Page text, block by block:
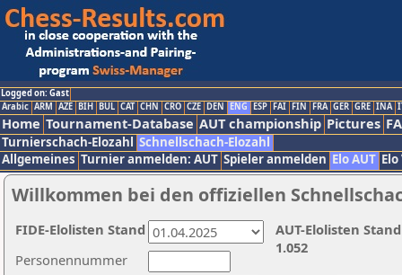
Logged on: Gast
Arabic ARM AZE BIH BUL CAT CHN CRO CZE DEN ENG ESP FAI FIN FRA GER GRE INA
Home Tournament-Database AUT championship Pictures
Turnierschach-Elozahl Schnellschach-Elozahl
Allgemeines Turnier anmelden: AUT Spieler anmelden Elo AUT
Willkommen bei den offiziellen
Personennummer
AUT-Elolisten
1.052
FIDE-Elolisten Stand